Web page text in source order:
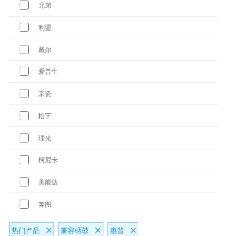
兄弟
利盟
戴尔
爱普生
京瓷
松下
理光
柯尼卡
美能达
奔图
热门产品 兼容硒鼓 惠普